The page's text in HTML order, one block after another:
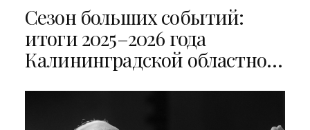
Сезон больших событий:
итоги 2025–2026 года
Калининградской областной